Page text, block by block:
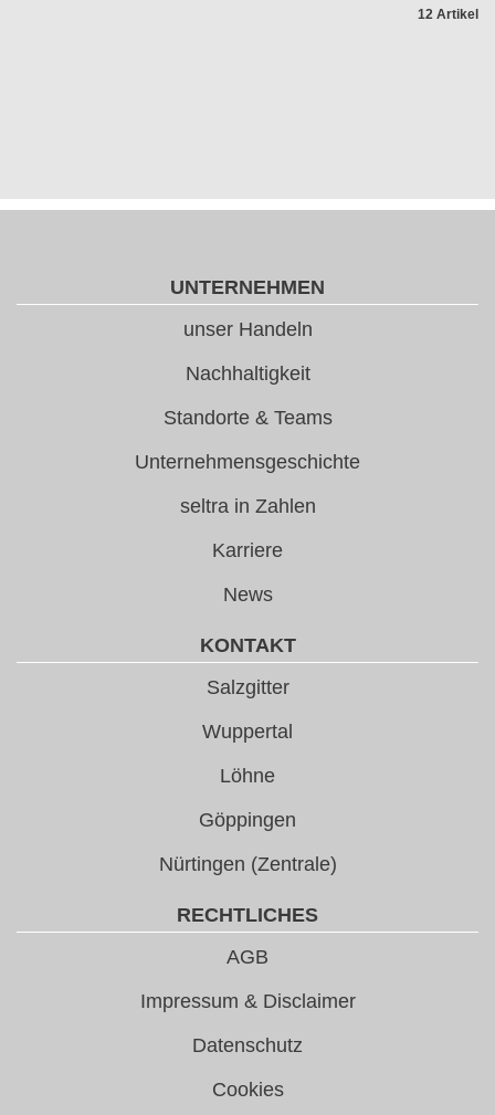
12 Artikel
UNTERNEHMEN
unser Handeln
Nachhaltigkeit
Standorte & Teams
Unternehmensgeschichte
seltra in Zahlen
Karriere
News
KONTAKT
Salzgitter
Wuppertal
Löhne
Göppingen
Nürtingen (Zentrale)
RECHTLICHES
AGB
Impressum & Disclaimer
Datenschutz
Cookies